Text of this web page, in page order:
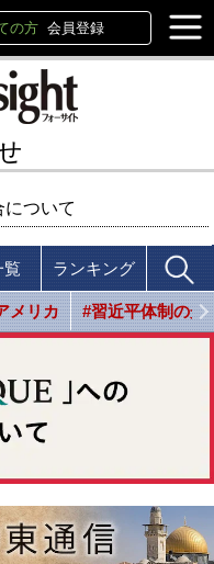
の方 会員登録
ついて
覧 ランキング
メリカ #習近平体制の光